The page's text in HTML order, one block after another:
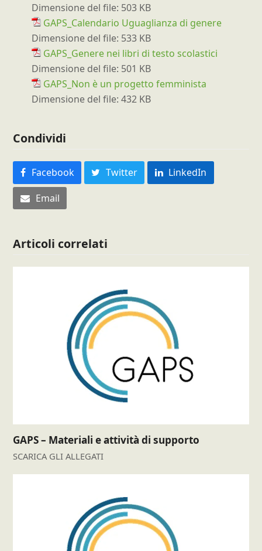
Dimensione del file: 503 KB
GAPS_Calendario Uguaglianza di genere
Dimensione del file: 533 KB
GAPS_Genere nei libri di testo scolastici
Dimensione del file: 501 KB
GAPS_Non è un progetto femminista
Dimensione del file: 432 KB
Condividi
Facebook Twitter
LinkedIn
Email
Articoli correlati
GAPS – Materiali e attività di supporto
SCARICA GLI ALLEGATI